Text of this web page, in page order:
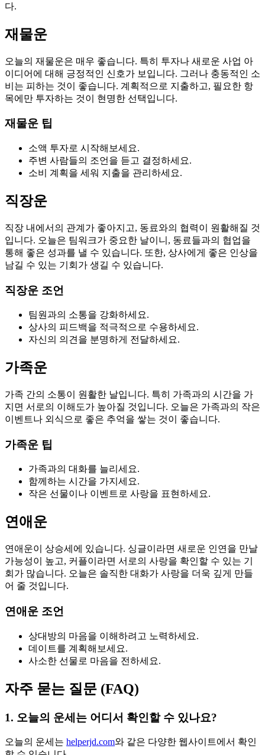
다.
재물운
오늘의 재물운은 매우 좋습니다. 특히 투자나 새로운 사업 아
이디어에 대해 긍정적인 신호가 보입니다. 그러나 충동적인 소
비는 피하는 것이 좋습니다. 계획적으로 지출하고, 필요한 항
목에만 투자하는 것이 현명한 선택입니다.
재물운 팁
소액 투자로 시작해보세요.
주변 사람들의 조언을 듣고 결정하세요.
소비 계획을 세워 지출을 관리하세요.
직장운
직장 내에서의 관계가 좋아지고, 동료와의 협력이 원활해질 것
입니다. 오늘은 팀워크가 중요한 날이니, 동료들과의 협업을
통해 좋은 성과를 낼 수 있습니다. 또한, 상사에게 좋은 인상을
남길 수 있는 기회가 생길 수 있습니다.
직장운 조언
팀원과의 소통을 강화하세요.
상사의 피드백을 적극적으로 수용하세요.
자신의 의견을 분명하게 전달하세요.
가족운
가족 간의 소통이 원활한 날입니다. 특히 가족과의 시간을 가
지면 서로의 이해도가 높아질 것입니다. 오늘은 가족과의 작은
이벤트나 외식으로 좋은 추억을 쌓는 것이 좋습니다.
가족운 팁
가족과의 대화를 늘리세요.
함께하는 시간을 가지세요.
작은 선물이나 이벤트로 사랑을 표현하세요.
연애운
연애운이 상승세에 있습니다. 싱글이라면 새로운 인연을 만날
가능성이 높고, 커플이라면 서로의 사랑을 확인할 수 있는 기
회가 많습니다. 오늘은 솔직한 대화가 사랑을 더욱 깊게 만들
어 줄 것입니다.
연애운 조언
상대방의 마음을 이해하려고 노력하세요.
데이트를 계획해보세요.
사소한 선물로 마음을 전하세요.
자주 묻는 질문 (FAQ)
1. 오늘의 운세는 어디서 확인할 수 있나요?
오늘의 운세는 helperjd.com와 같은 다양한 웹사이트에서 확인